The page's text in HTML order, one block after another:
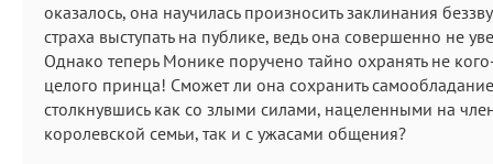
оказалось, она научилась произносить заклинания
страха выступать на публике, ведь она совершенно не
Однако теперь Монике поручено тайно охранять не
целого принца! Сможет ли она сохранить
столкнувшись как со злыми силами, нацеленными на
королевской семьи, так и с ужасами общения?